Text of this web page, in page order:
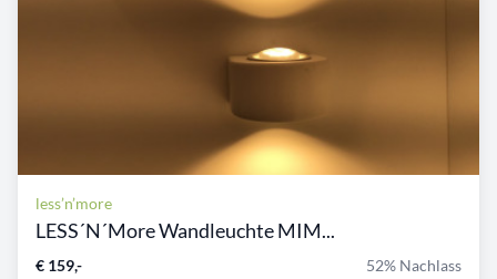
less’n’more
LESS´N´More Wandleuchte MIM...
€ 159,- 52% Nachlass